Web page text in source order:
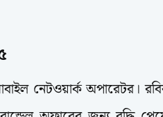
নেটওয়ার্ক অপারেটর।